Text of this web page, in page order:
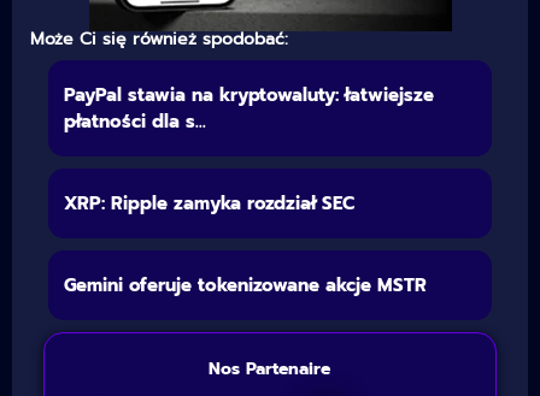
Może Ci się również spodobać:
PayPal stawia na kryptowaluty: łatwiejsze
płatności dla s...
XRP: Ripple zamyka rozdział SEC
Gemini oferuje tokenizowane akcje MSTR
Nos Partenaire